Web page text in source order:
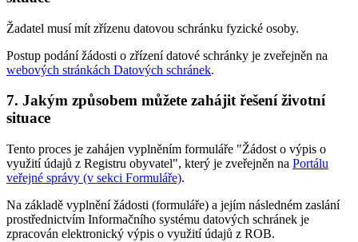
Žadatel musí mít zřízenu datovou schránku fyzické osoby.
Postup podání žádosti o zřízení datové schránky je zveřejněn na
webových stránkách Datových schránek.
7. Jakým způsobem můžete zahájit řešení životní
situace
Tento proces je zahájen vyplněním formuláře "Žádost o výpis o
využití údajů z Registru obyvatel", který je zveřejněn na Portálu
veřejné správy (v sekci Formuláře).
Na základě vyplnění žádosti (formuláře) a jejím následném zaslání
prostřednictvím Informačního systému datových schránek je
zpracován elektronický výpis o využití údajů z ROB.